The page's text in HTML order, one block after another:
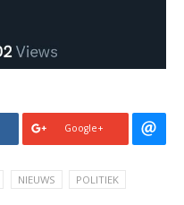
Google+
NIEUWS
POLITIEK